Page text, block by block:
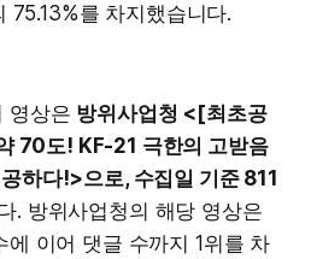
75.13%를 차지했습니다.
영상은 방위사업청 <[최초공
70도! KF-21 극한의 고받음
하다!>으로, 수집일 기준 811
. 방위사업청의 해당 영상은
에 이어 댓글 수까지 1위를 차